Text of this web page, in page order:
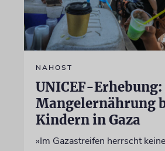
NAHOST
UNICEF-
Mangelernährung
Kindern in Gaza
»Im Gazastreifen herrscht